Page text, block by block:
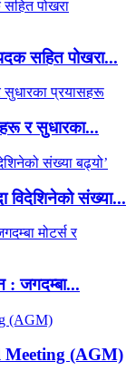
सहित पोखरा...
र सुधारका...
विदेशिनेको संख्या...
: जगदम्बा...
Meeting (AGM)